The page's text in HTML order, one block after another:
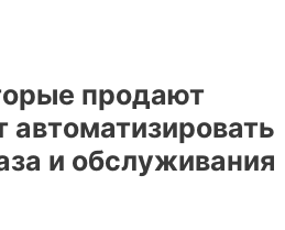
продают
автоматизировать
и обслуживания